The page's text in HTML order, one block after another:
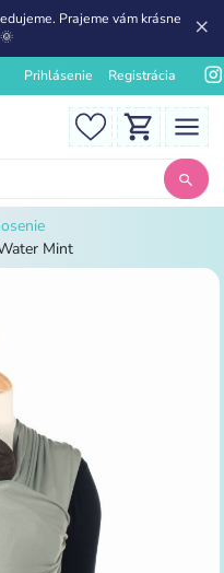
Prajeme vám krásne
Prihlásenie Registrácia
Mint